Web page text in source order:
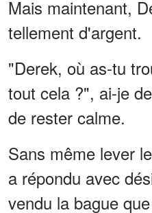
Mais maintenant,
tellement d'argent.
"Derek, où as-tu
tout cela ?", ai-je
de rester calme.
Sans même lever
a répondu avec
vendu la bague